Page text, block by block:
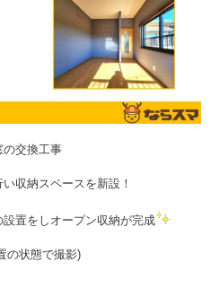
の交換工事
収納スペースを新設！
置をしオープン収納が完成
の状態で撮影)